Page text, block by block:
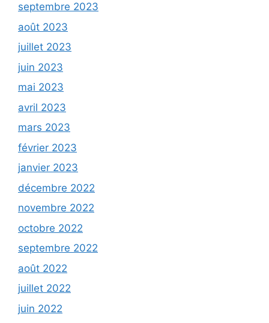
septembre 2023
août 2023
juillet 2023
juin 2023
mai 2023
avril 2023
mars 2023
février 2023
janvier 2023
décembre 2022
novembre 2022
octobre 2022
septembre 2022
août 2022
juillet 2022
juin 2022